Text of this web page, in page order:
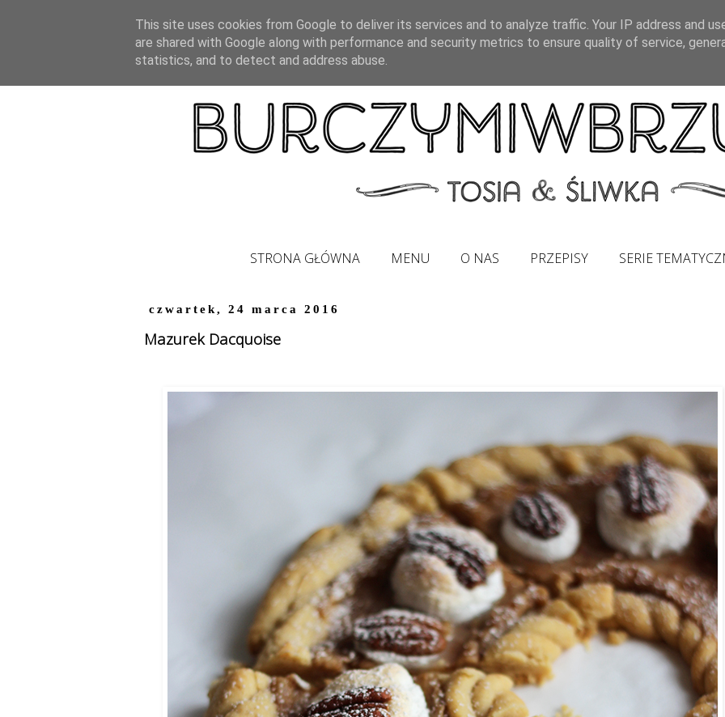
STRONA GŁÓWNA MENU O NAS PRZEPISY SERIE
czwartek, 24 marca 2016
Mazurek Dacquoise
This site uses cookies from Google to deliver its services and to analyze traffic. Your IP address and
are shared with Google along with performance and security metrics to ensure quality of service,
statistics, and to detect and address abuse.